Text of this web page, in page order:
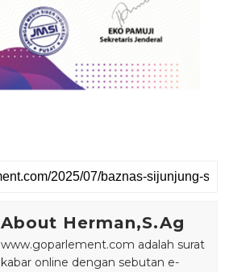
About Herman,S.Ag
www.goparlement.com adalah surat
kabar online dengan sebutan e-